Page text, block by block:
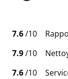
7.6/10
7.9/10
7.6/10